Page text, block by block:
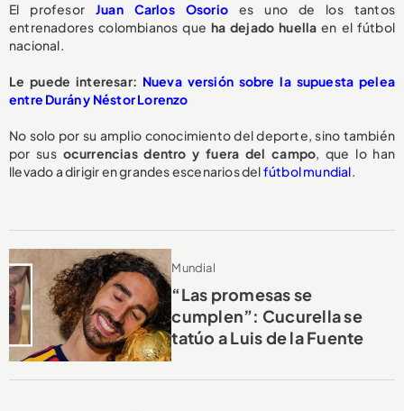
El profesor Juan Carlos Osorio
es uno de los tantos
entrenadores colombianos que ha dejado huella en el fútbol
nacional.
Le puede interesar: Nueva versión sobre la supuesta pelea
entre Durán y Néstor Lorenzo
No solo por su amplio conocimiento del deporte, sino también
por sus ocurrencias dentro y fuera del campo, que lo han
llevado a dirigir en grandes escenarios delfútbol mundial.
Mundial
“Las promesas se
cumplen”: Cucurella se
tatúo a Luis de la Fuente